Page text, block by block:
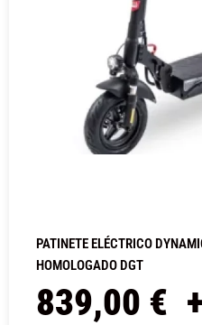
PATINETE ELÉCTRICO
HOMOLOGADO DGT
839,00 €